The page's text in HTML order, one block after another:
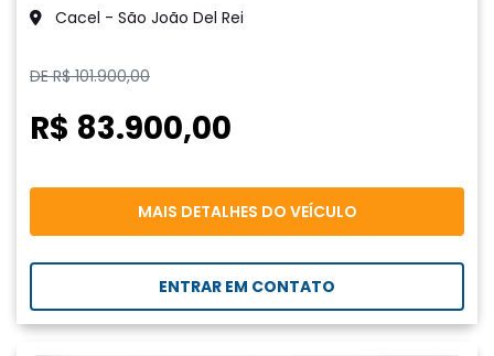
Cacel - São João Del Rei
DE R$ 101.900,00
R$ 83.900,00
MAIS DETALHES DO VEÍCULO
ENTRAR EM CONTATO